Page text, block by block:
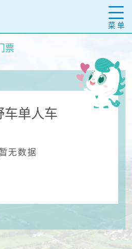
菜 单
票
车单人车
暂无数据